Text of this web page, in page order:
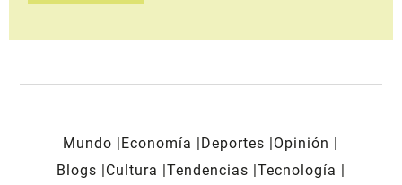
Mundo Economía Deportes
Opinión
Blogs
Cultura Tendencias Tecnología